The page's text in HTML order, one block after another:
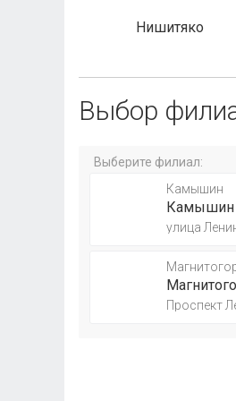
Нишитяко
Выбор
Выберите филиал:
Камышин
Камышин
улица
Проспект